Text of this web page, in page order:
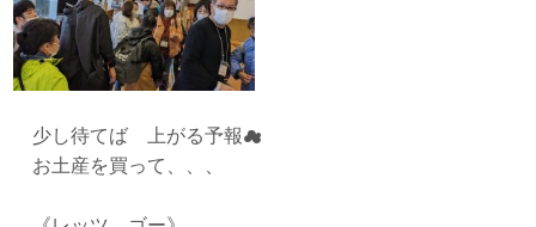
少し待てば 上がる予報☁
お土産を買って、、、